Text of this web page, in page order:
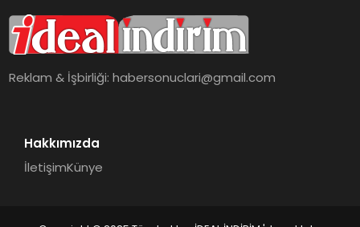
Reklam & İşbirliği:habersonuclari@gmail.com
Hakkımızda
İletişimKünye